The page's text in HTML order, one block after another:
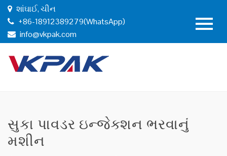
શાંઘાઈ, ચીન
+86-18912389279(WhatsApp)
info@vkpak.com
સુકા પાવડર ઇન્જેક્શન ભરવાનું
મશીન